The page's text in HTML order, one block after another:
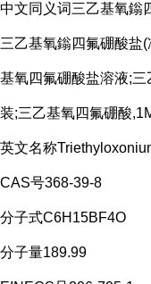
中文同义词三乙基氧鎓
三乙基氧鎓四氟硼酸盐
基氧四氟硼酸盐溶液;
装;三乙基氧四氟硼酸
英文名称
CAS号368-39-8
分子式C6H15BF4O
分子量189.99